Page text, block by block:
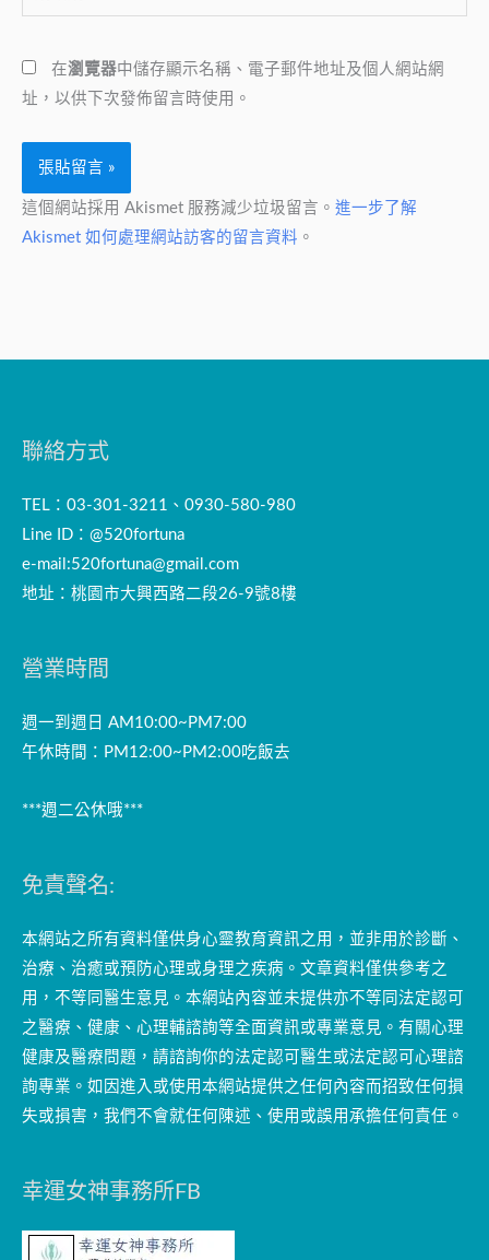
地
*
站
址
在瀏覽器中儲存顯示名稱、電子郵件地址及個人網站網
址，以供下次發佈留言時使用。
這個網站採用 Akismet 服務減少垃圾留言。 進一步了解
Akismet 如何處理網站訪客的留言資料 。
聯絡方式
TEL：03-301-3211、0930-580-980
Line ID：@520fortuna
e-mail:520fortuna@gmail.com
地址：桃園市大興西路二段26-9號8樓
營業時間
週一到週日 AM10:00~PM7:00
午休時間：PM12:00~PM2:00吃飯去
***週二公休哦***
免責聲名:
本網站之所有資料僅供身心靈教育資訊之用，並非用於診斷、
治療、治癒或預防心理或身理之疾病。文章資料僅供參考之
用，不等同醫生意見。本網站內容並未提供亦不等同法定認可
之醫療、健康、心理輔諮詢等全面資訊或專業意見。有關心理
健康及醫療問題，請諮詢你的法定認可醫生或法定認可心理諮
詢專業。如因進入或使用本網站提供之任何內容而招致任何損
失或損害，我們不會就任何陳述、使用或誤用承擔任何責任。
幸運女神事務所FB